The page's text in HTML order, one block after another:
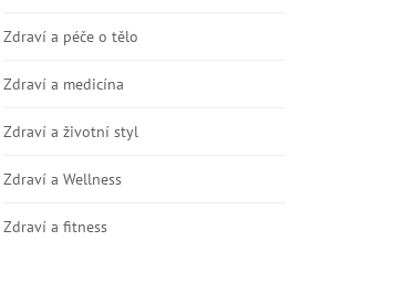
Zdraví a péče o tělo
Zdraví a medicína
Zdraví a životní styl
Zdraví a Wellness
Zdraví a fitness